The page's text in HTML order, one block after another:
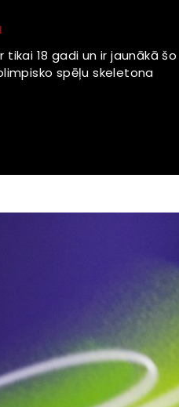
18 gadi un ir jaunākā šo
spēļu skeletona